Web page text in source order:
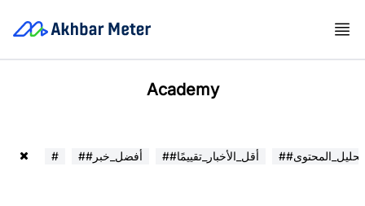
Academy
# ##أفضل_خبر ##أقل_الأخبار_تقييمًا ##تحليل_المحتوى